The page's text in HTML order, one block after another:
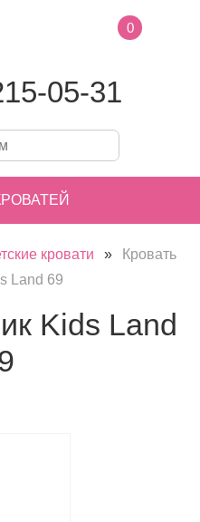
05-31
0
кровати »
Кровать
Land 69
Kids Land